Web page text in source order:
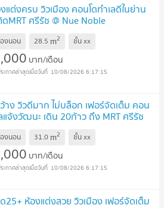
ต่งครบ วิวเมือง คอนโดทำเลดีในย่าน
MRT ศรีรัช @ Nue Noble
งนอน 28.5 m2 ชั้นxx
บาท/เดือน
10/08/2026 6:17:15
ง วิวดีมาก ไม่บล็อก เฟอร์จัดเต็ม คอน
แจ้งวัฒนะ เดิน 20ก้าว ถึง MRT ศรีรัช
งนอน 31.0 m2 ชั้นxx
บาท/เดือน
10/08/2026 6:17:15
ห้องแต่งสวย วิวเมือง เฟอร์จัดเต็ม